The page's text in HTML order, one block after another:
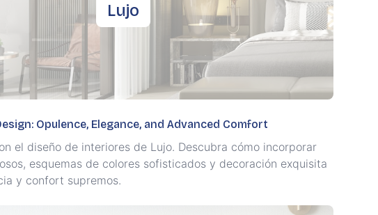
Lujo
Opulence, Elegance, and Advanced Comfort
el diseño de interiores de Lujo. Descubra cómo incorporar
esquemas de colores sofisticados y decoración exquisita
y confort supremos.